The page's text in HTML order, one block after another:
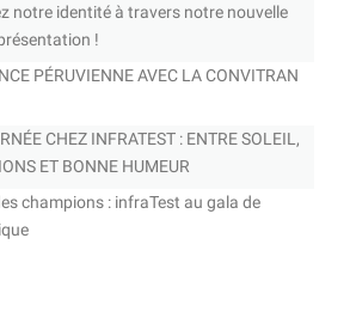
notre identité à travers notre nouvelle
!
PÉRUVIENNE AVEC LA CONVITRAN
CHEZ INFRATEST : ENTRE SOLEIL,
ET BONNE HUMEUR
champions : infraTest au gala de